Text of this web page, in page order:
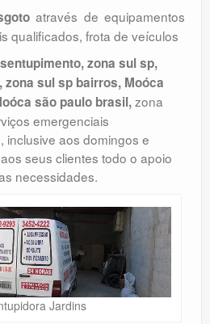
através de equipamentos
qualificados, frota de veículos
zona sul sp,
zona sul sp bairros, Moóca
são paulo brasil,zona
emergenciais
inclusive aos domingos e
seus clientes todo o apoio
necessidades.
Jardins